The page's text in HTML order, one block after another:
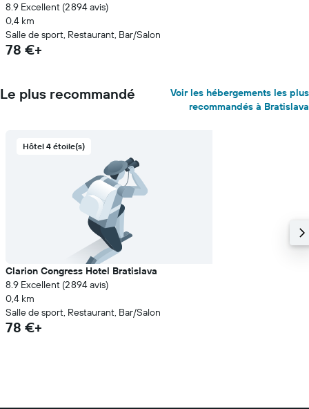
8.9 Excellent (2 894 avis)
0,4 km
Salle de sport, Restaurant, Bar/Salon
78 €+
Le plus recommandé
Voir les hébergements les plus
recommandés à Bratislava
Hôtel 4 étoile(s)
Clarion Congress Hotel Bratislava
8.9 Excellent (2 894 avis)
0,4 km
Salle de sport, Restaurant, Bar/Salon
78 €+